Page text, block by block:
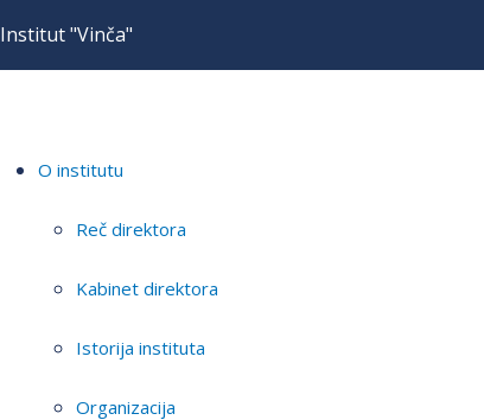
Institut "Vinča"
O institutu
Reč direktora
Kabinet direktora
Istorija instituta
Organizacija